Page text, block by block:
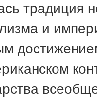
традиция
и